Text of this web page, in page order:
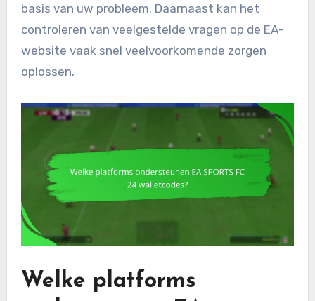
basis van uw probleem. Daarnaast kan het
controleren van veelgestelde vragen op de EA-
website vaak snel veelvoorkomende zorgen
oplossen.
Welke platforms